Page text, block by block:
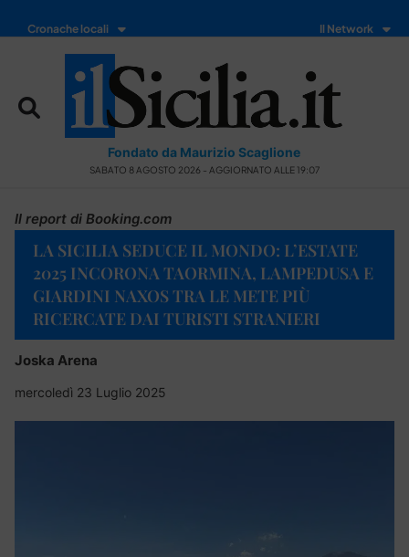
Cronache locali Il Network
Fondato da Maurizio Scaglione
SABATO 8 AGOSTO 2026 - AGGIORNATO ALLE 19:07
Il report di Booking.com
LA SICILIA SEDUCE IL MONDO: L’ESTATE
2025 INCORONA TAORMINA, LAMPEDUSA E
GIARDINI NAXOS TRA LE METE PIÙ
RICERCATE DAI TURISTI STRANIERI
Joska Arena
mercoledì 23 Luglio 2025